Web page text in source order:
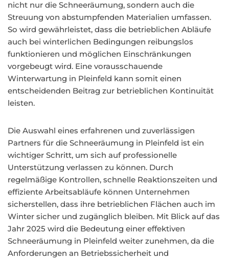
nicht nur die Schneeräumung, sondern auch die
Streuung von abstumpfenden Materialien umfassen.
So wird gewährleistet, dass die betrieblichen Abläufe
auch bei winterlichen Bedingungen reibungslos
funktionieren und möglichen Einschränkungen
vorgebeugt wird. Eine vorausschauende
Winterwartung in Pleinfeld kann somit einen
entscheidenden Beitrag zur betrieblichen Kontinuität
leisten.
Die Auswahl eines erfahrenen und zuverlässigen
Partners für die Schneeräumung in Pleinfeld ist ein
wichtiger Schritt, um sich auf professionelle
Unterstützung verlassen zu können. Durch
regelmäßige Kontrollen, schnelle Reaktionszeiten und
effiziente Arbeitsabläufe können Unternehmen
sicherstellen, dass ihre betrieblichen Flächen auch im
Winter sicher und zugänglich bleiben. Mit Blick auf das
Jahr 2025 wird die Bedeutung einer effektiven
Schneeräumung in Pleinfeld weiter zunehmen, da die
Anforderungen an Betriebssicherheit und